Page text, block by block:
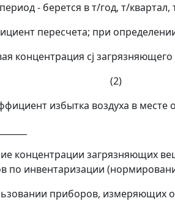
- берется в т/год, т/квартал,
пересчета; при
концентрация cj
(2)
избытка воздуха в месте
концентрации загрязняющих
по инвентаризации
приборов, измеряющих